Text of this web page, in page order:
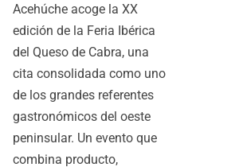
Acehúche acoge la XX
edición de la Feria Ibérica
del Queso de Cabra, una
cita consolidada como uno
de los grandes referentes
gastronómicos del oeste
peninsular. Un evento que
combina producto,